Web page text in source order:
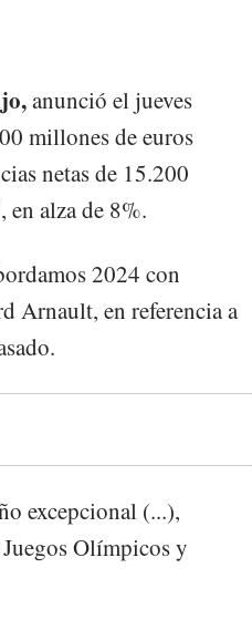
anunció el jueves
millones de euros
netas de 15.200
alza de 8%.
2024 con
Arnault, en referencia a
excepcional (...),
Olímpicos y